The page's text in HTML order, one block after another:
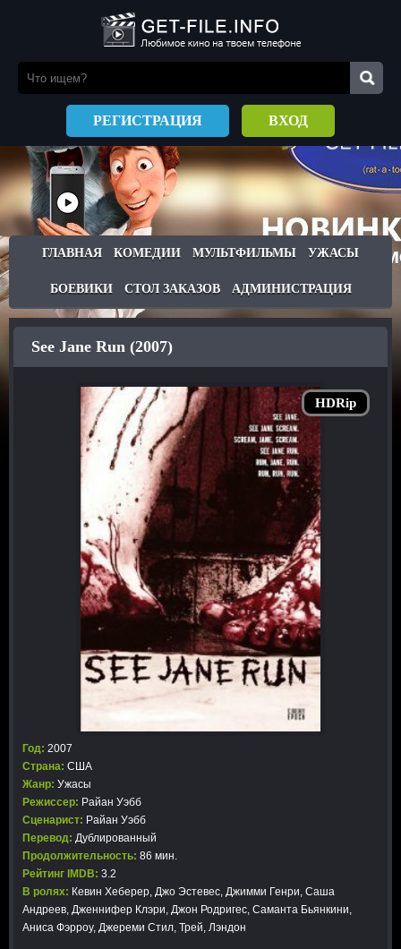
РЕГИСТРАЦИЯ ВХОД
ГЛАВНАЯ КОМЕДИИ МУЛЬТФИЛЬМЫ УЖАСЫ
БОЕВИКИ СТОЛ ЗАКАЗОВ АДМИНИСТРАЦИЯ
HDRip
See Jane Run (2007)
Год: 2007
Страна: США
Жанр: Ужасы
Режиссер: Райан Уэбб
Сценарист: Райан Уэбб
Перевод: Дублированный
Продолжительность: 86 мин.
Рейтинг IMDB: 3.2
В ролях: Кевин Хеберер, Джо Эстевес, Джимми Генри, Саша
Андреев, Дженнифер Клэри, Джон Родригес, Саманта Бьянкини,
Аниса Фэрроу, Джереми Стил, Трей, Лэндон